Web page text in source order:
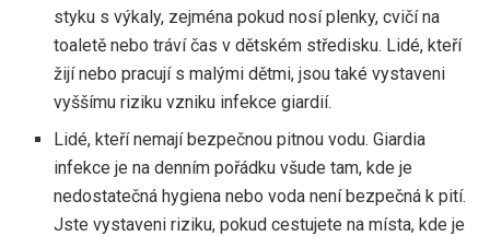
styku s výkaly, zejména pokud nosí plenky, cvičí na
toaletě nebo tráví čas v dětském středisku. Lidé, kteří
žijí nebo pracují s malými dětmi, jsou také vystaveni
vyššímu riziku vzniku infekce giardií.
Lidé, kteří nemají bezpečnou pitnou vodu. Giardia
infekce je na denním pořádku všude tam, kde je
nedostatečná hygiena nebo voda není bezpečná k pití.
Jste vystaveni riziku, pokud cestujete na místa, kde je